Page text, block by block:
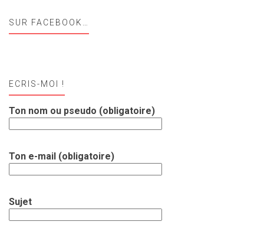
SUR FACEBOOK…
ECRIS-MOI !
Ton nom ou pseudo (obligatoire)
Ton e-mail (obligatoire)
Sujet